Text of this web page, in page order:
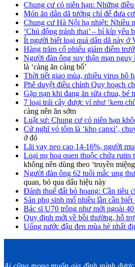
Chung cư có niên hạn: Những
Món ăn dân dã tưởng chỉ để đưa
Chung cư Hà Nội hạ nhiệt: Nhiều
‘Chủ động tránh thai’ – bí kíp yêu
Ít người biết loại quả dân dã này ở
Hàng trăm cổ phiếu giảm điểm
Người đàn ông suy thận mạn nguy
là ‘càng ăn càng bổ’
Thời tiết giao mùa, nhiều virus hô
Phê duyệt điều chỉnh Quy hoạch
Gặp nạn khi đang ăn sữa chua, bé
7 loại trái cây được ví như ‘kem
càng nên ăn sớm
Luật sư: Chung cư có niên hạn
Cứ nghĩ vỏ tôm là ‘kho canxi’,
ở đó
Lãi vay neo cao 14-16%, người
Loại nụ hoa quen thuộc chứa rutin
không nên dùng theo ‘truyền
Người đàn ông 62 tuổi mắc ung
quan, bỏ qua dấu hiệu này
Đánh thuế đất bỏ hoang: Cần tiêu
Sản phụ sinh mổ nhiều lần cần
Bác sĩ U70 trông như mới ngoài
Quy định mới về bồi thường, hỗ
Uống nước đậu đen mùa hè nhất